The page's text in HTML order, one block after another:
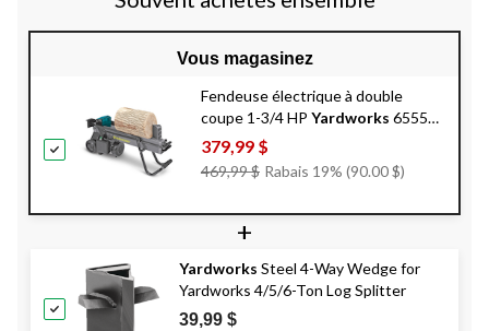
Vous magasinez
Fendeuse électrique à double
coupe 1-3/4 HP Yardworks 65558,
5 tonnes
379,99 $
469,99 $ Prix
469,99 $
Rabais 19% (90.00 $)
+
Yardworks Steel 4-Way Wedge for
Yardworks 4/5/6-Ton Log Splitter
39,99 $